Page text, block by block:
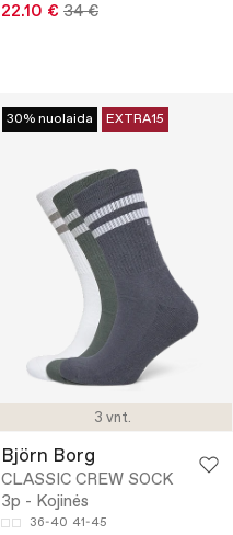
22.10 € 34 €
3 vnt.
30% nuolaida EXTRA15
Björn Borg
CLASSIC CREW SOCK
3p - Kojinės
36-40 41-45